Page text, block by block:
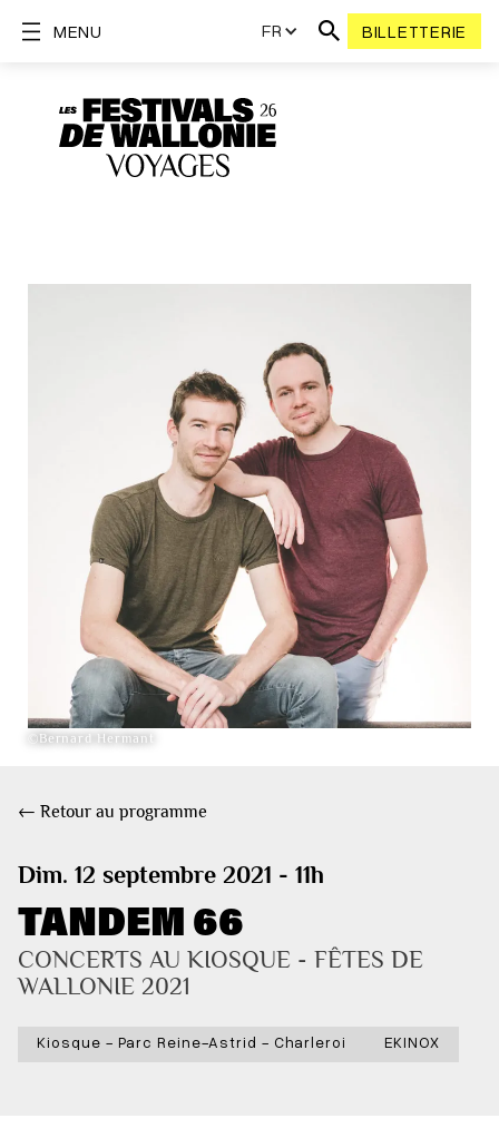
FR BILLETTERIE
MENU
©Bernard Hermant
← Retour au programme
Dim. 12 septembre 2021 - 11h
TANDEM 66
CONCERTS AU KIOSQUE - FÊTES DE
WALLONIE 2021
Kiosque - Parc Reine-Astrid - Charleroi EKINOX